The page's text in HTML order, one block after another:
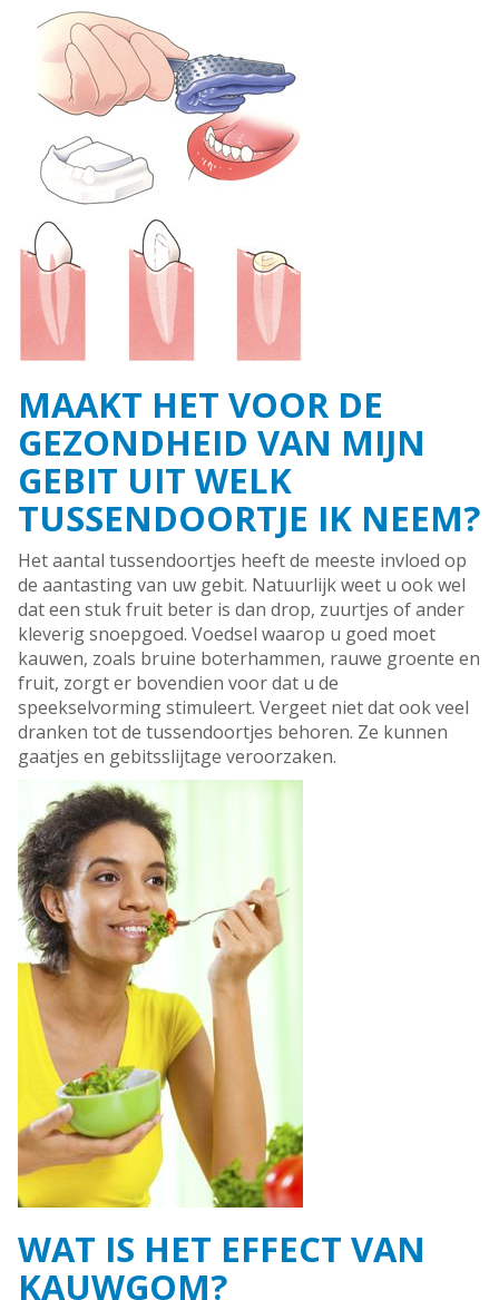
MAAKT HET VOOR DE
GEZONDHEID VAN MIJN
GEBIT UIT WELK
TUSSENDOORTJE IK NEEM?
Het aantal tussendoortjes heeft de meeste invloed op
de aantasting van uw gebit. Natuurlijk weet u ook wel
dat een stuk fruit beter is dan drop, zuurtjes of ander
kleverig snoepgoed. Voedsel waarop u goed moet
kauwen, zoals bruine boterhammen, rauwe groente en
fruit, zorgt er bovendien voor dat u de
speekselvorming stimuleert. Vergeet niet dat ook veel
dranken tot de tussendoortjes behoren. Ze kunnen
gaatjes en gebitsslijtage veroorzaken.
WAT IS HET EFFECT VAN
KAUWGOM?